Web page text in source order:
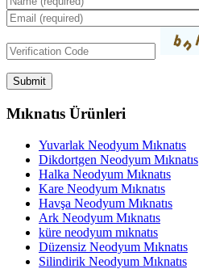
Mıknatıs Ürünleri
Yuvarlak Neodyum Mıknatıs
Dikdortgen Neodyum Mıknatıs
Halka Neodyum Mıknatıs
Kare Neodyum Mıknatıs
Havşa Neodyum Mıknatıs
Ark Neodyum Mıknatıs
küre neodyum mıknatıs
Düzensiz Neodyum Mıknatıs
Silindirik Neodyum Mıknatıs